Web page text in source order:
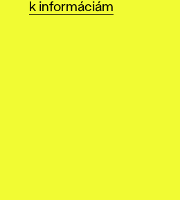
k informáciám